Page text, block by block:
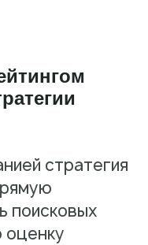
стратегия
поисковых
оценку